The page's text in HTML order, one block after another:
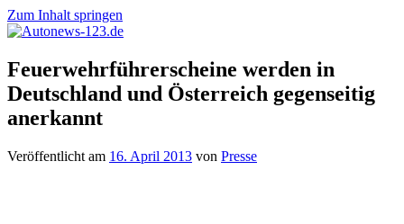
Zum Inhalt springen
Autonews-
123.de
Autonews
mit
Charme
Feuerwehrführerscheine werden in
Deutschland und Österreich gegenseitig
anerkannt
Veröffentlicht am 16. April 2013 von Presse